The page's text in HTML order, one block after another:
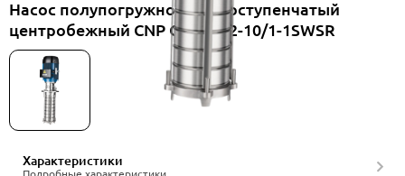
Насос полупогружной многоступенчатый
центробежный CNP CDLKF42-10/1-1SWSR
Характеристики